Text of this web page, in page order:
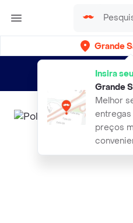
Grande
Insira
Grande
Melhor
preços
Entregas grátis